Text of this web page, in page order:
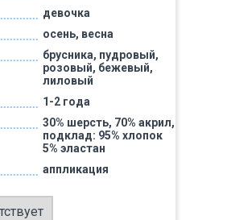
девочка
осень, весна
брусника, пудровый,
розовый, бежевый,
лиловый
1-2 года
30% шерсть, 70% акрил,
подклад: 95% хлопок
5% эластан
аппликация